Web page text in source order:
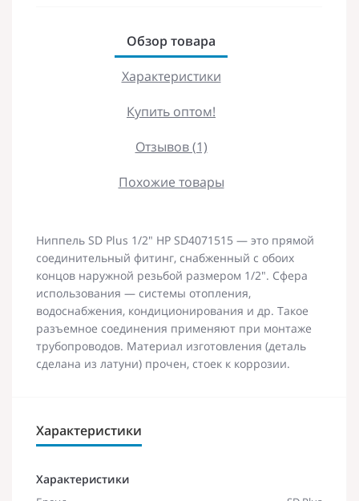
Обзор товара
Характеристики
Купить оптом!
Отзывов (1)
Похожие товары
Ниппель SD Plus 1/2" НР SD4071515 — это прямой
соединительный фитинг, снабженный с обоих
концов наружной резьбой размером 1/2". Сфера
использования — системы отопления,
водоснабжения, кондиционирования и др. Такое
разъемное соединения применяют при монтаже
трубопроводов. Материал изготовления (деталь
сделана из латуни) прочен, стоек к коррозии.
Характеристики
Характеристики